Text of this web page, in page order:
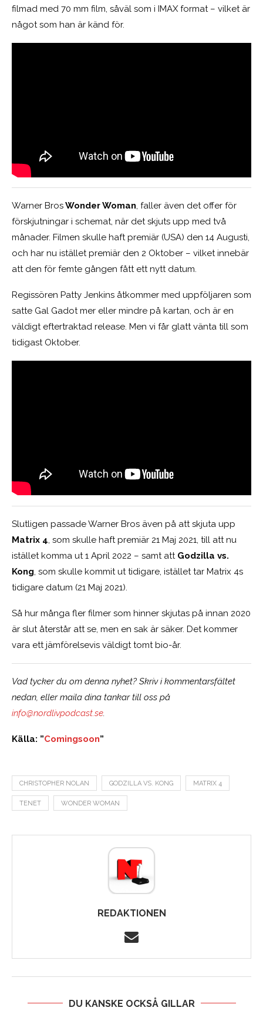
filmad med 70 mm film, såväl som i IMAX format – vilket är
något som han är känd för.
Warner BrosWonder Woman, faller även det offer för
förskjutningar i schemat, när det skjuts upp med två
månader. Filmen skulle haft premiär (USA) den 14 Augusti,
och har nu istället premiär den 2 Oktober – vilket innebär
att den för femte gången fått ett nytt datum.
Regissören Patty Jenkins åtkommer med uppföljaren som
satte Gal Gadot mer eller mindre på kartan, och är en
väldigt eftertraktad release. Men vi får glatt vänta till som
tidigast Oktober.
Slutligen passade Warner Bros även på att skjuta upp
Matrix 4, som skulle haft premiär 21 Maj 2021, till att nu
istället komma ut 1 April 2022 – samt att Godzilla vs.
Kong, som skulle kommit ut tidigare, istället tar Matrix 4s
tidigare datum (21 Maj 2021).
Så hur många fler filmer som hinner skjutas på innan 2020
är slut återstår att se, men en sak är säker. Det kommer
vara ett jämförelsevis väldigt tomt bio-år.
Vad tycker du om denna nyhet? Skriv i kommentarsfältet
nedan, eller maila dina tankar till oss på
info@nordlivpodcast.se.
Källa: ”Comingsoon”
CHRISTOPHER NOLAN GODZILLA VS. KONG MATRIX 4
TENET WONDER WOMAN
REDAKTIONEN
DU KANSKE OCKSÅ GILLAR